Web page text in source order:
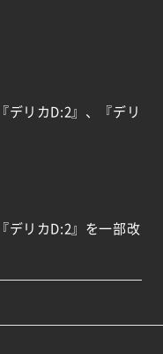
デリカD:2』、『デリ
デリカD:2』を一部改